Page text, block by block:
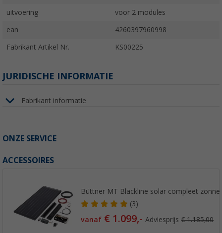
uitvoering voor 2 modules
ean 4260397960998
Fabrikant Artikel Nr. KS00225
JURIDISCHE INFORMATIE
Fabrikant informatie
ONZE SERVICE
ACCESSOIRES
Büttner MT Blackline solar compleet
(3)
vanaf € 1.099,-Adviesprijs€ 1.185,00